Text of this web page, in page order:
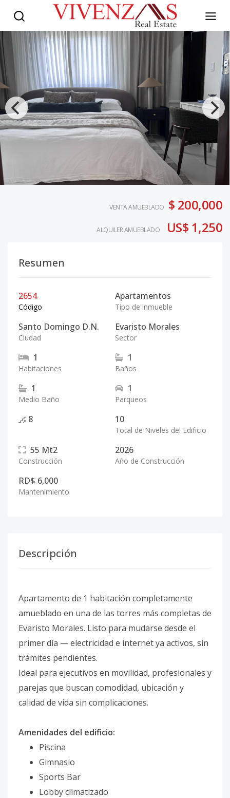
VENTA AMUEBLADO $ 200,000
ALQUILER AMUEBLADO US$ 1,250
Resumen
2654
Código
Apartamentos
Tipo de inmueble
Santo Domingo D.N.
Ciudad
Evaristo Morales
Sector
1
Habitaciones
1
Baños
1
Medio Baño
1
Parqueos
8 10
Total de Niveles del Edificio
55 Mt2
Construcción
2026
Año de Construcción
RD$ 6,000
Mantenimiento
Descripción
Apartamento de 1 habitación completamente
amueblado en una de las torres más completas de
Evaristo Morales. Listo para mudarse desde el
primer día — electricidad e internet ya activos, sin
trámites pendientes.
Ideal para ejecutivos en movilidad, profesionales y
parejas que buscan comodidad, ubicación y
calidad de vida sin complicaciones.
Amenidades del edificio:
Piscina
Gimnasio
Sports Bar
Lobby climatizado